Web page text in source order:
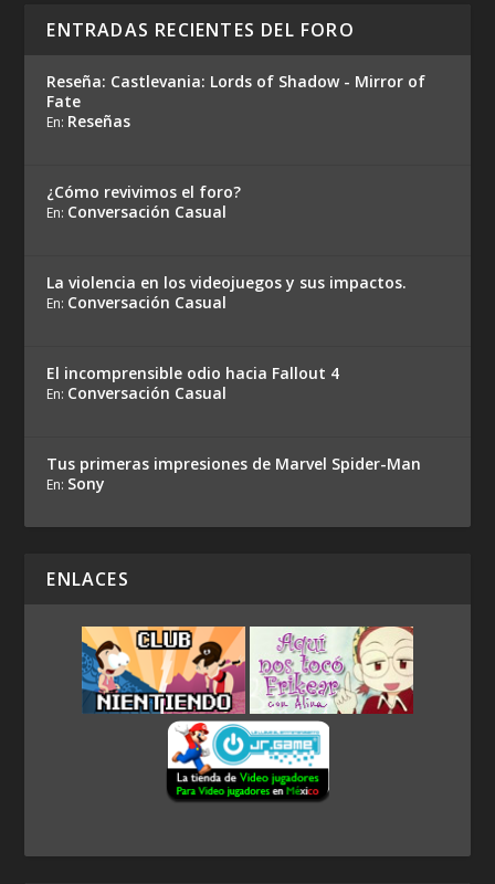
ENTRADAS RECIENTES DEL FORO
Reseña: Castlevania: Lords of Shadow - Mirror of
Fate
En: Reseñas
¿Cómo revivimos el foro?
En: Conversación Casual
La violencia en los videojuegos y sus impactos.
En: Conversación Casual
El incomprensible odio hacia Fallout 4
En: Conversación Casual
Tus primeras impresiones de Marvel Spider-Man
En: Sony
ENLACES